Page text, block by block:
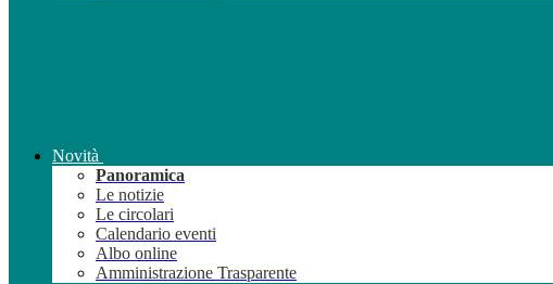
Novità
Panoramica
Le notizie
Le circolari
Calendario eventi
Albo online
Amministrazione Trasparente